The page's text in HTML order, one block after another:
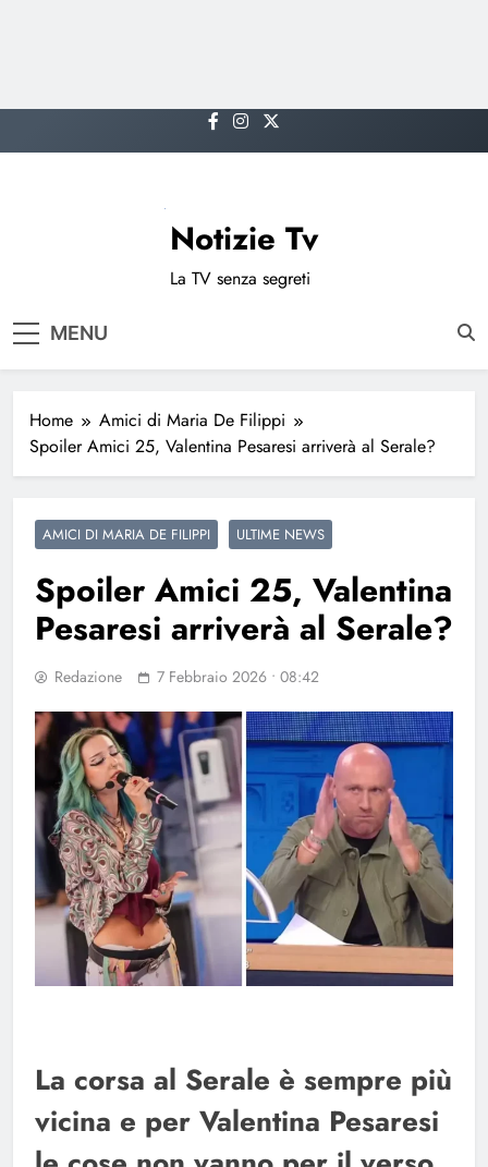
to
Notizie Tv
La TV senza segreti
MENU
Home
Amici di Maria De Filippi
Spoiler Amici 25, Valentina Pesaresi arriverà al Serale?
AMICI DI MARIA DE FILIPPI ULTIME NEWS
Spoiler Amici 25, Valentina
Pesaresi arriverà al Serale?
Redazione 7 Febbraio 2026 • 08:42
La corsa al Serale è sempre più
vicina e per Valentina Pesaresi